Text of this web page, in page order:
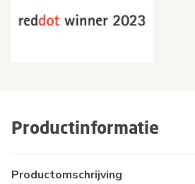
Productinformatie
Productomschrijving